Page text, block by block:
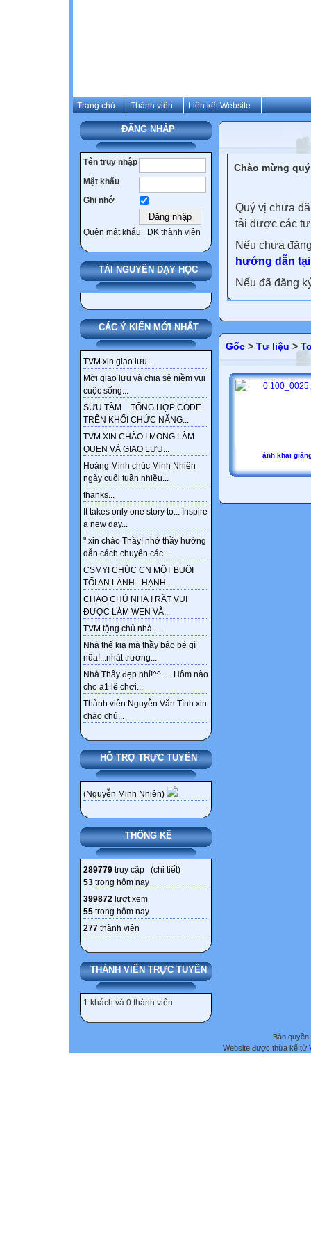
Trang chủ Thành viên Liên kết Website
ĐĂNG NHẬP
Tên truy nhập
Mật khẩu
Ghi nhớ
Quên mật khẩu ĐK thành viên
TÀI NGUYÊN DẠY HỌC
CÁC Ý KIẾN MỚI NHẤT
TVM xin giao lưu...
Mời giao lưu và chia sẻ niềm vui
cuộc sống...
SƯU TẦM _ TỔNG HỢP CODE
TRÊN KHỐI CHỨC NĂNG...
TVM XIN CHÀO ! MONG LÀM
QUEN VÀ GIAO LƯU...
Hoàng Minh chúc Minh Nhiên
ngày cuối tuần nhiều...
thanks...
It takes only one story to... Inspire
a new day...
" xin chào Thầy! nhờ thầy hướng
dẫn cách chuyển các...
CSMY! CHÚC CN MỘT BUỔI
TỐI AN LÀNH - HẠNH...
CHÀO CHỦ NHÀ ! RẤT VUI
ĐƯỢC LÀM WEN VÀ...
TVM tặng chủ nhà. ...
Nhà thế kia mà thầy bảo bé gì
nũa!...nhát trương...
Nhà Thây đẹp nhỉ!^^..... Hôm nào
cho a1 lê chơi...
Thành viên Nguyễn Văn Tình xin
chào chủ...
HỖ TRỢ TRỰC TUYẾN
(Nguyễn Minh Nhiên)
THỐNG KÊ
289779 truy cập (chi tiết)
53 trong hôm nay
399872 lượt xem
55 trong hôm nay
277 thành viên
THÀNH VIÊN TRỰC TUYẾN
1 khách và 0 thành viên
Chào mừng
Quý vị chưa
tải được các
Nếu chưa
hướng dẫn
Nếu đã đăng
Gốc > Tư liệu >
ảnh khai
Bản
Website được thừa kế từ